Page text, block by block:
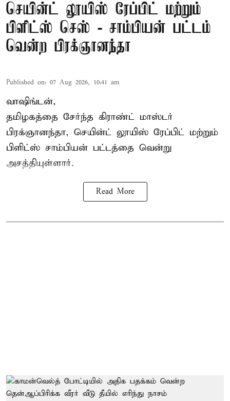
செயின்ட் லூயிஸ் ரேப்பிட் மற்றும்
பிளிட்ஸ் செஸ் - சாம்பியன் பட்டம்
வென்ற பிரக்ஞானந்தா
Published on: 07 Aug 2026, 10:41 am
வாஷிங்டன்,
தமிழகத்தை சேர்ந்த கிராண்ட் மாஸ்டர்
பிரக்ஞானந்தா, செயின்ட் லூயிஸ் ரேப்பிட் மற்றும்
பிளிட்ஸ் சாம்பியன் பட்டத்தை வென்று
அசத்தியுள்ளார்.
Read More